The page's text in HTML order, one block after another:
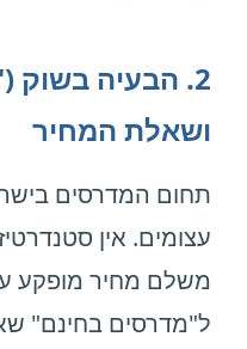
2. הבעיה
ושאלת המחיר
תחום המדרסים
עצומים. אין
משלם מחיר מופקע
ל"מדרסים בחינם"